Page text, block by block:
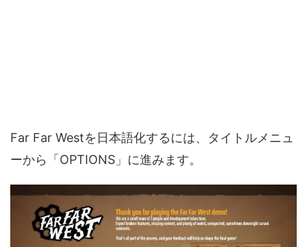
Far Far Westを日本語化するには、タイトルメニュ
ーから「OPTIONS」に進みます。